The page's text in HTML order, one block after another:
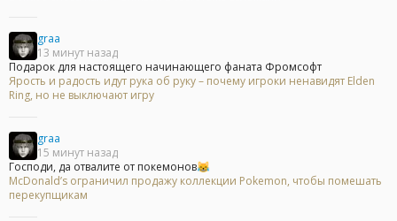
graa
13 минут назад
Подарок для настоящего начинающего фаната Фромсофт
Ярость и радость идут рука об руку – почему игроки ненавидят Elden
Ring, но не выключают игру
graa
15 минут назад
Господи, да отвалите от покемонов😹
McDonald’s ограничил продажу коллекции Pokemon, чтобы помешать
перекупщикам